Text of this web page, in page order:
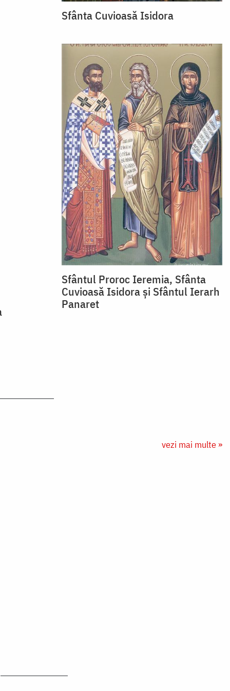
Sfânta Cuvioasă Isidora
Sfântul Proroc Ieremia, Sfânta
Cuvioasă Isidora și Sfântul Ierarh
Panaret
vezi mai multe »